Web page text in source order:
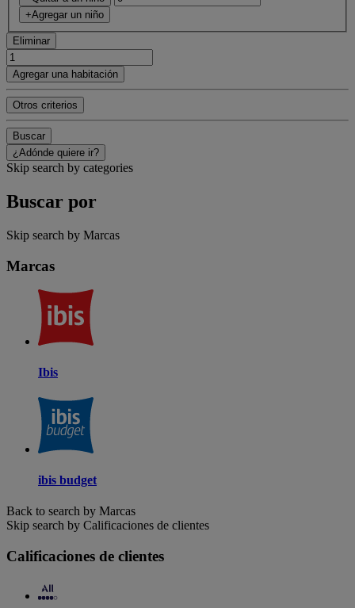
+Agregar un niño
Eliminar
Agregar una habitación
Otros criterios
Buscar
¿Adónde quiere ir?
Skip search by categories
Buscar por
Skip search by Marcas
Marcas
Ibis
ibis budget
Back to search by Marcas
Skip search by Calificaciones de clientes
Calificaciones de clientes